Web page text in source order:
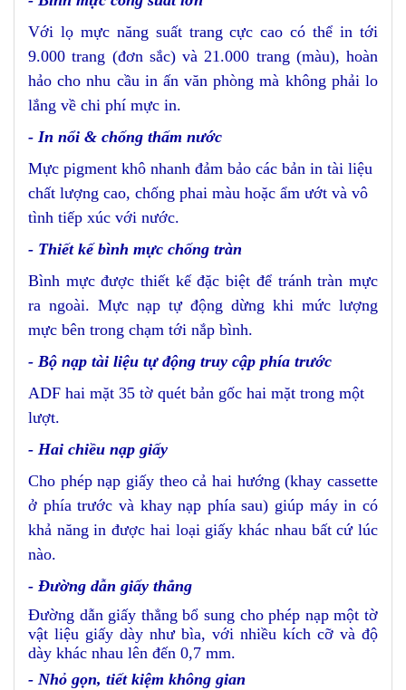
Với lọ mực năng suất trang cực cao có thể in tới
9.000 trang (đơn sắc) và 21.000 trang (màu), hoàn
hảo cho nhu cầu in ấn văn phòng mà không phải lo
lắng về chi phí mực in.
- In nổi & chống thấm nước
Mực pigment khô nhanh đảm bảo các bản in tài liệu
chất lượng cao, chống phai màu hoặc ẩm ướt và vô
tình tiếp xúc với nước.
- Thiết kế bình mực chống tràn
Bình mực được thiết kế đặc biệt để tránh tràn mực
ra ngoài. Mực nạp tự động dừng khi mức lượng
mực bên trong chạm tới nắp bình.
- Bộ nạp tài liệu tự động truy cập phía trước
ADF hai mặt 35 tờ quét bản gốc hai mặt trong một
lượt.
- Hai chiều nạp giấy
Cho phép nạp giấy theo cả hai hướng (khay cassette
ở phía trước và khay nạp phía sau) giúp máy in có
khả năng in được hai loại giấy khác nhau bất cứ lúc
nào.
- Đường dẫn giấy thẳng
Đường dẫn giấy thẳng bổ sung cho phép nạp một tờ
vật liệu giấy dày như bìa, với nhiều kích cỡ và độ
dày khác nhau lên đến 0,7 mm.
- Nhỏ gọn, tiết kiệm không gian